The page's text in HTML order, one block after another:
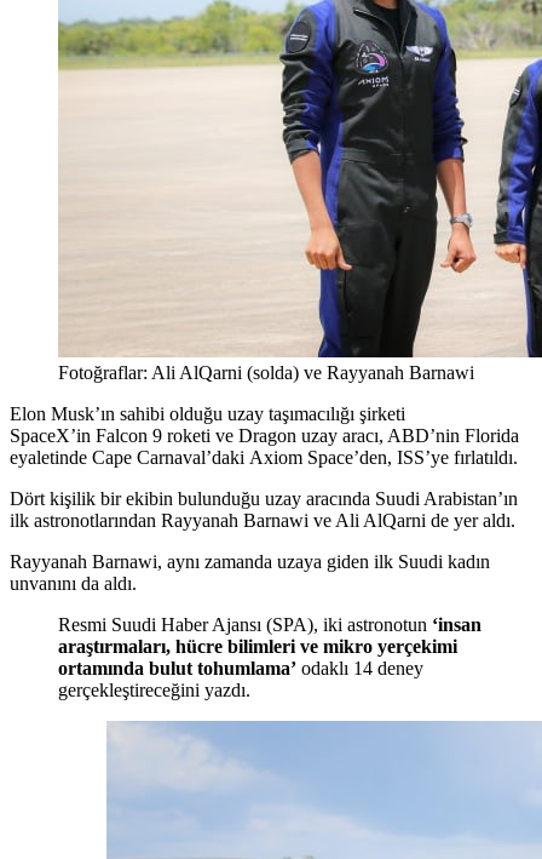
Fotoğraflar: Ali AlQarni (solda) ve Rayyanah Barnawi
Elon Musk’ın sahibi olduğu uzay taşımacılığı şirketi
SpaceX’in Falcon 9 roketi ve Dragon uzay aracı, ABD’nin Florida
eyaletinde Cape Carnaval’daki Axiom Space’den, ISS’ye fırlatıldı.
Dört kişilik bir ekibin bulunduğu uzay aracında Suudi Arabistan’ın
ilk astronotlarından Rayyanah Barnawi ve Ali AlQarni de yer aldı.
Rayyanah Barnawi, aynı zamanda uzaya giden ilk Suudi kadın
unvanını da aldı.
Resmi Suudi Haber Ajansı (SPA), iki astronotun ‘insan
araştırmaları, hücre bilimleri ve mikro yerçekimi
ortamında bulut tohumlama’ odaklı 14 deney
gerçekleştireceğini yazdı.